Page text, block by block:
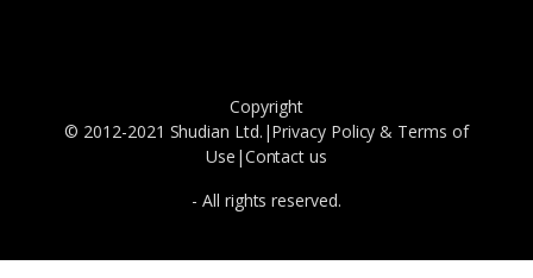
Copyright
© 2012-2021 Shudian Ltd.|Privacy Policy & Terms of
Use |Contact us
- All rights reserved.